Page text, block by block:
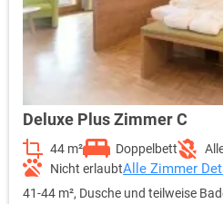
Deluxe Plus Zimmer C
44 m² Doppelbett
Nicht erlaubtAlle Zimmer
41-44 m², Dusche und teilweise